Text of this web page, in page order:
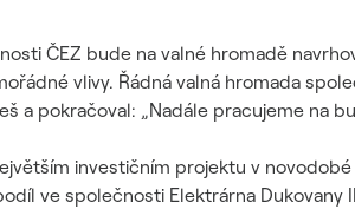
ČEZ bude na valné hromadě
vlivy. Řádná valná hromada
a pokračoval: „Nadále pracujeme na
investičním projektu v
ve společnosti Elektrárna Dukovany